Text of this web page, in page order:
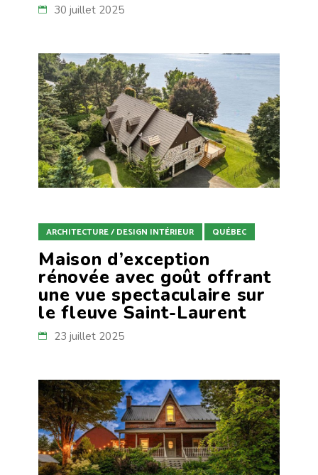
30 juillet 2025
ARCHITECTURE / DESIGN INTÉRIEUR QUÉBEC
Maison d’exception
rénovée avec goût offrant
une vue spectaculaire sur
le fleuve Saint-Laurent
23 juillet 2025